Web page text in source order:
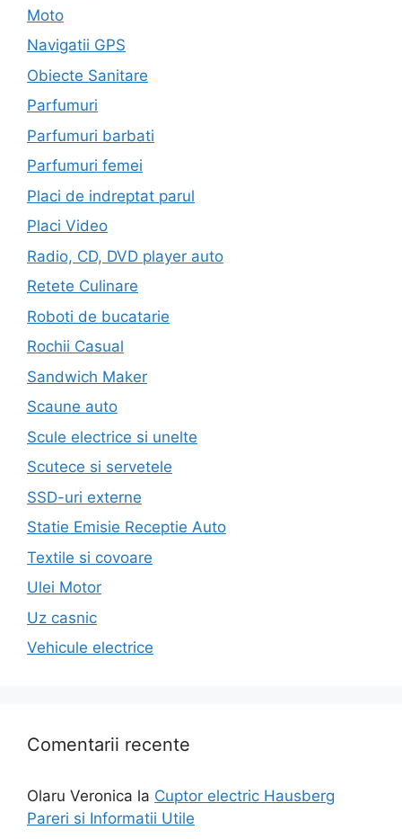
Moto
Navigatii GPS
Obiecte Sanitare
Parfumuri
Parfumuri barbati
Parfumuri femei
Placi de indreptat parul
Placi Video
Radio, CD, DVD player auto
Retete Culinare
Roboti de bucatarie
Rochii Casual
Sandwich Maker
Scaune auto
Scule electrice si unelte
Scutece si servetele
SSD-uri externe
Statie Emisie Receptie Auto
Textile si covoare
Ulei Motor
Uz casnic
Vehicule electrice
Comentarii recente
Olaru Veronica la Cuptor electric Hausberg
Pareri si Informatii Utile